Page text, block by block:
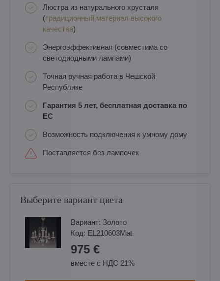
Люстра из натурального хрусталя
(традиционный материал высокого
качества)
Энергоэффективная (совместима со
светодиодными лампами)
Точная ручная работа в Чешской
Республике
Гарантия 5 лет, бесплатная доставка по
ЕС
Возможность подключения к умному дому
Поставляется без лампочек
Выберите вариант цвета
Вариант: Золотo
Код: EL210603Mat
975 €
вместе с НДС 21%